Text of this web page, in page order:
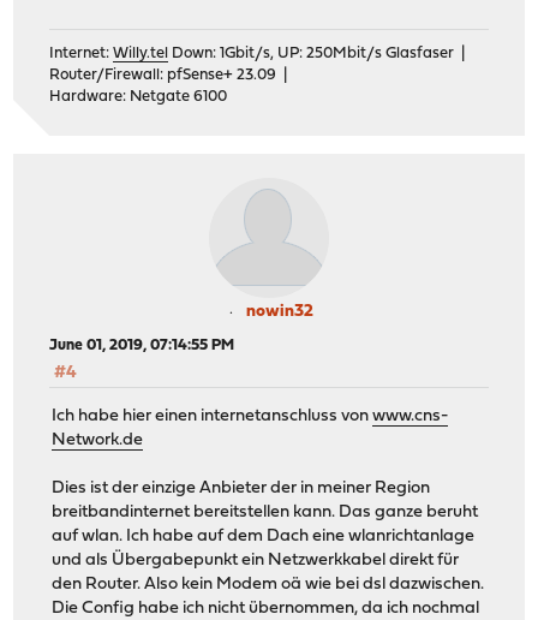
Internet:Willy.tel
Down: 1Gbit/s, UP: 250Mbit/s Glasfaser |
Router/Firewall: pfSense+ 23.09 |
Hardware: Netgate 6100
nowin32
June 01, 2019, 07:14:55 PM
#4
Ich habe hier einen internetanschluss vonwww.cns-
Network.de
Dies ist der einzige Anbieter der in meiner Region
breitbandinternet bereitstellen kann. Das ganze beruht
auf wlan. Ich habe auf dem Dach eine wlanrichtanlage
und als Übergabepunkt ein Netzwerkkabel direkt für
den Router. Also kein Modem oä wie bei dsl dazwischen.
Die Config habe ich nicht übernommen, da ich nochmal